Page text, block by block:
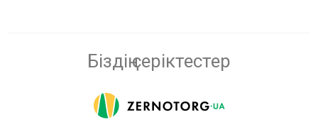
Біздің серіктестер